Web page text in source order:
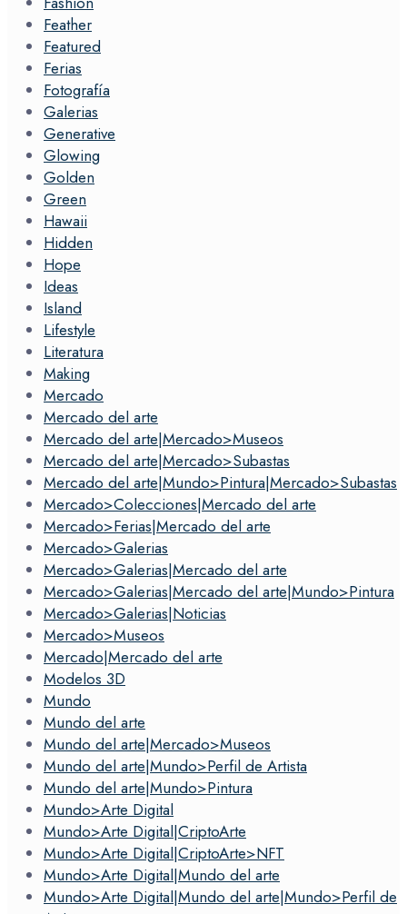
Feather
Featured
Ferias
Fotografía
Galerias
Generative
Glowing
Golden
Green
Hawaii
Hidden
Hope
Ideas
Island
Lifestyle
Literatura
Making
Mercado
Mercado del arte
Mercado del arte|Mercado>Museos
Mercado del arte|Mercado>Subastas
Mercado del arte|Mundo>Pintura|Mercado>Subastas
Mercado>Colecciones|Mercado del arte
Mercado>Ferias|Mercado del arte
Mercado>Galerias
Mercado>Galerias|Mercado del arte
Mercado>Galerias|Mercado del arte|Mundo>Pintura
Mercado>Galerias|Noticias
Mercado>Museos
Mercado|Mercado del arte
Modelos 3D
Mundo
Mundo del arte
Mundo del arte|Mercado>Museos
Mundo del arte|Mundo>Perfil de Artista
Mundo del arte|Mundo>Pintura
Mundo>Arte Digital
Mundo>Arte Digital|CriptoArte
Mundo>Arte Digital|CriptoArte>NFT
Mundo>Arte Digital|Mundo del arte
Mundo>Arte Digital|Mundo del arte|Mundo>Perfil de